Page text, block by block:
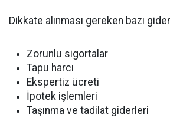
Dikkate alınması gereken bazı
Zorunlu sigortalar
Tapu harcı
Ekspertiz ücreti
İpotek işlemleri
Taşınma ve tadilat giderleri